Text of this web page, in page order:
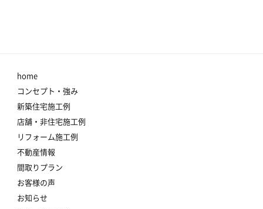
home
コンセプト・強み
新築住宅施工例
店舗・非住宅施工例
リフォーム施工例
不動産情報
間取りプラン
お客様の声
お知らせ